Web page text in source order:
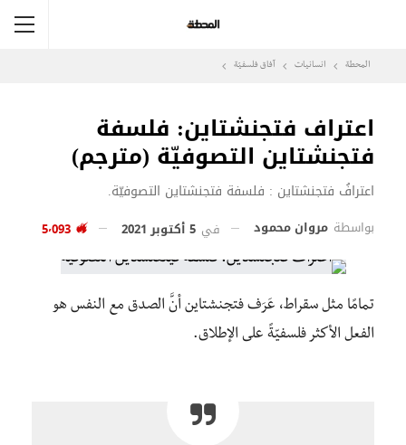
المحطة انسانيات آفاق فلسفيّة‎
اعتراف فتجنشتاين: فلسفة
فتجنشتاين التصوفيّة (مترجم)
اعترافُ فتجنشتاين : فلسفة فتجنشتاين التصوفيّة.
بواسطة مروان محمود في 5 أكتوبر 2021
تمامًا مثل سقراط، عَرَف فتجنشتاين أنَّ الصدق مع النفس هو
الفعل الأكثر فلسفيّةً على الإطلاق.